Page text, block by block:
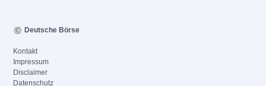
Deutsche Börse
Kontakt
Impressum
Disclaimer
Datenschutz